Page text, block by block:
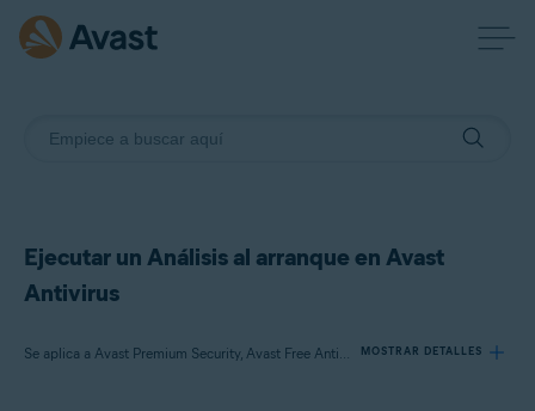
Ejecutar un Análisis al arranque en Avast
Antivirus
Se aplica a Avast Premium Security, Avast Free Antivirus MOSTRAR DETALLES